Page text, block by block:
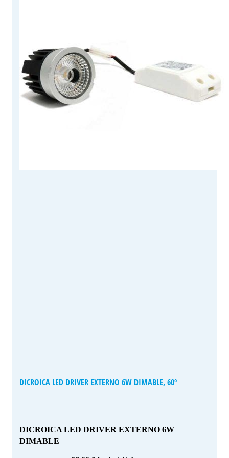
DICROICA LED DRIVER EXTERNO 6W DIMABLE, 60º
DICROICA LED DRIVER EXTERNO 6W
DIMABLE